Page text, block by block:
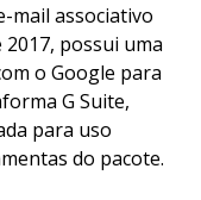
mail associativo
2017, possui uma
o Google para
G Suite,
para uso
do pacote.